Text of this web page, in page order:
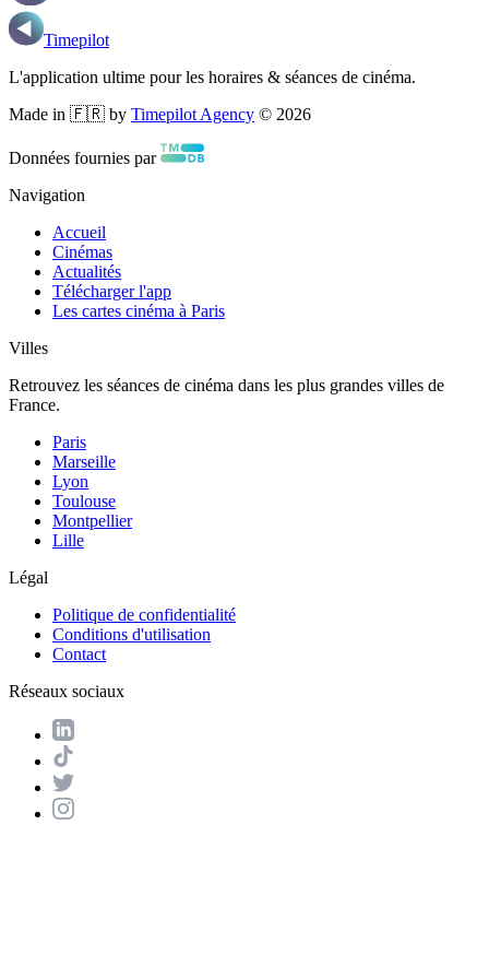
Timepilot
L'application ultime pour les horaires & séances de cinéma.
Made in 🇫🇷 by Timepilot Agency © 2026
Données fournies par
Navigation
Accueil
Cinémas
Actualités
Télécharger l'app
Les cartes cinéma à Paris
Villes
Retrouvez les séances de cinéma dans les plus grandes villes de
France.
Paris
Marseille
Lyon
Toulouse
Montpellier
Lille
Légal
Politique de confidentialité
Conditions d'utilisation
Contact
Réseaux sociaux